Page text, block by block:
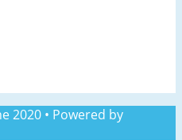
2020 • Powered by